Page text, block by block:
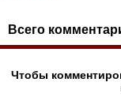
Всего
Чтобы